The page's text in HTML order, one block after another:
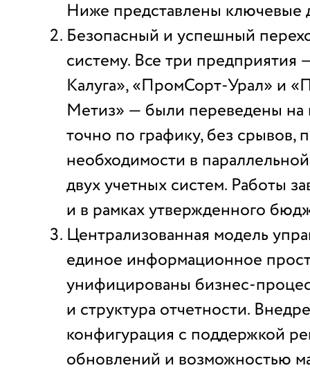
Ниже представлены ключевые
Безопасный и успешный
систему. Все три
Калуга», «ПромСорт-Урал» и
Метиз» — были переведены на
точно по графику, без срывов,
необходимости в
двух учетных систем. Работы
и в рамках утвержденного
Централизованная модель
единое информационное
унифицированы бизнес-
и структура отчетности.
конфигурация с поддержкой
обновлений и возможностью